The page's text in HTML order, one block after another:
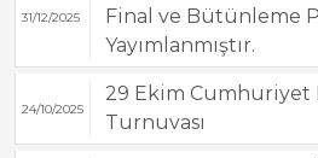
31/12/2025
Final ve Bütünleme
Yayımlanmıştır.
24/10/2025
29 Ekim Cumhuriyet
Turnuvası